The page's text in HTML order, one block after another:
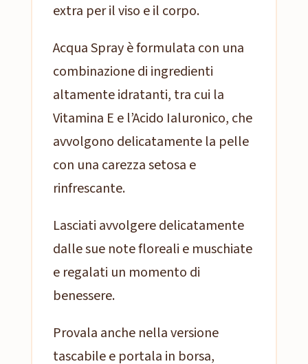
extra per il viso e il corpo.
Acqua Spray è formulata con una
combinazione di ingredienti
altamente idratanti, tra cui la
Vitamina E e l’Acido Ialuronico, che
avvolgono delicatamente la pelle
con una carezza setosa e
rinfrescante.
Lasciati avvolgere delicatamente
dalle sue note floreali e muschiate
e regalati un momento di
benessere.
Provala anche nella versione
tascabile e portala in borsa,